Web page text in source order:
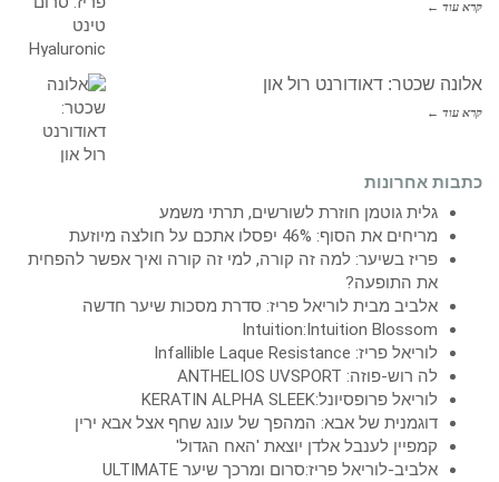
קרא עוד ←
אלונה שכטר: דאודורנט רול און
קרא עוד ←
כתבות אחרונות
גלית גוטמן חוזרת לשורשים, תרתי משמע
מריחים את הסוף: 46% יפסלו אתכם על חולצה מיוזעת
פריז בשיער: למה זה קורה, למי זה קורה ואיך אפשר להפחית
את התופעה?
אלביב מבית לוריאל פריז: סדרת מסכות שיער חדשה
Intuition:Intuition Blossom
לוריאל פריז: Infallible Laque Resistance
לה רוש-פוזה: ANTHELIOS UVSPORT
לוריאל פרופסיונל:KERATIN ALPHA SLEEK
דוגמנית של אבא: המהפך של עונג שחף אצל אבא ירין
קמפיין לענבל אלדן יוצאת 'האח הגדול'
אלביב-לוריאל פריז:סרום ומרכך שיער ULTIMATE